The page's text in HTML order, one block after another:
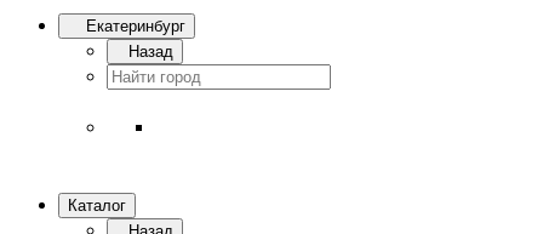
Екатеринбург
Назад
Каталог